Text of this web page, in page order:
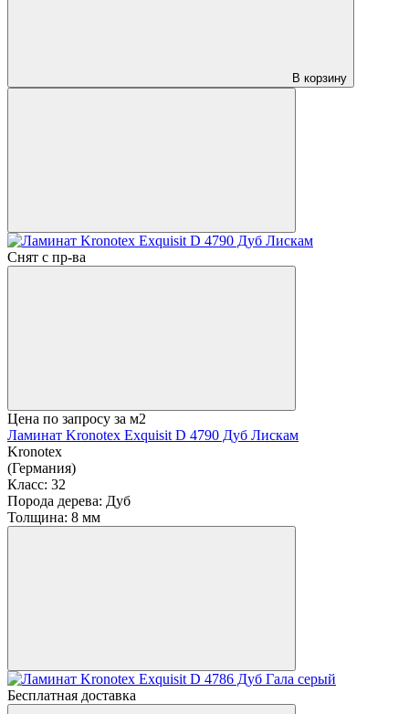
В корзину
Снят с пр-ва
Цена по запросу за м2
Ламинат Kronotex Exquisit D 4790 Дуб Лискам
Kronotex
(Германия)
Класс: 32
Порода дерева: Дуб
Толщина: 8 мм
Бесплатная доставка